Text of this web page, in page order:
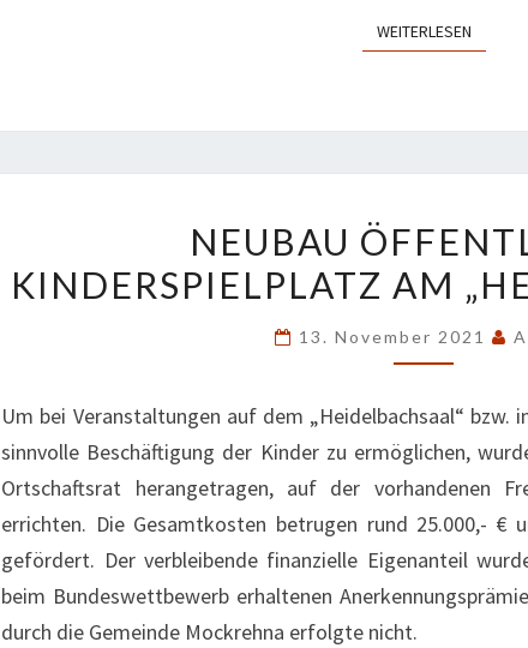
WEITERLESEN
NEUBAU
KINDERSPIELPLATZ AM
13. November 2021
Um bei Veranstaltungen auf dem „Heidelbachsaal“ bzw.
sinnvolle Beschäftigung der Kinder zu ermöglichen,
Ortschaftsrat herangetragen, auf der vorhandenen
errichten. Die Gesamtkosten betrugen rund 25.000,- €
gefördert. Der verbleibende finanzielle Eigenanteil
beim Bundeswettbewerb erhaltenen
durch die Gemeinde Mockrehna erfolgte nicht.